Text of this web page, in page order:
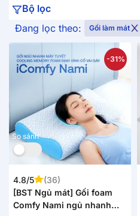
Đang lọc theo: Gối làm mát
Bộ lọc
So sánh
-31%
4.8/5
(36)
[BST Ngủ mát] Gối foam
Comfy Nami ngủ nhanh